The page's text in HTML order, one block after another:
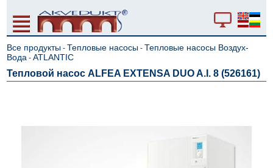
Все продукты - Тепловые насосы - Тепловые насосы Воздух-
Вода -ATLANTIC
Тепловой насос ALFEA EXTENSA DUO A.I. 8 (526161)